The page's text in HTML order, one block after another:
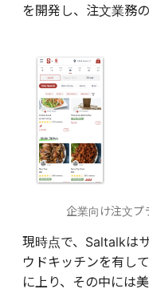
を開発し、注文業務
企業向け注文プ
現時点で、Saltalkは
ウドキッチンを有し
に上り、その中には